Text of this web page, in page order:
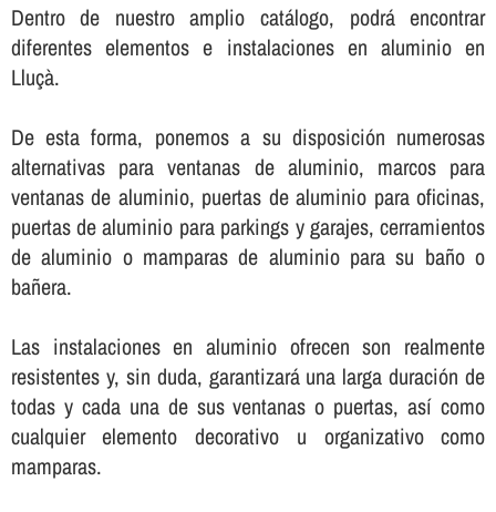
Dentro de nuestro amplio catálogo, podrá encontrar
diferentes elementos e instalaciones en aluminio en
Lluçà.
De esta forma, ponemos a su disposición numerosas
alternativas para ventanas de aluminio, marcos para
ventanas de aluminio, puertas de aluminio para oficinas,
puertas de aluminio para parkings y garajes, cerramientos
de aluminio o mamparas de aluminio para su baño o
bañera.
Las instalaciones en aluminio ofrecen son realmente
resistentes y, sin duda, garantizará una larga duración de
todas y cada una de sus ventanas o puertas, así­ como
cualquier elemento decorativo u organizativo como
mamparas.